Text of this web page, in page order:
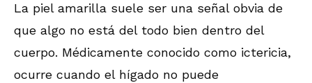
La piel amarilla suele ser una señal obvia de
que algo no está del todo bien dentro del
cuerpo. Médicamente conocido como ictericia,
ocurre cuando el hígado no puede